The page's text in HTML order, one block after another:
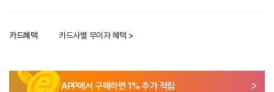
카드혜택 카드사별 무이자 혜택 >
APP에서 구매하면 1% 추가 적립